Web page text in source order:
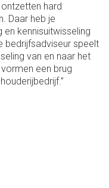
hard
Daar heb je
kennisuitwisseling
bedrijfsadviseur speelt
van en naar het
een brug